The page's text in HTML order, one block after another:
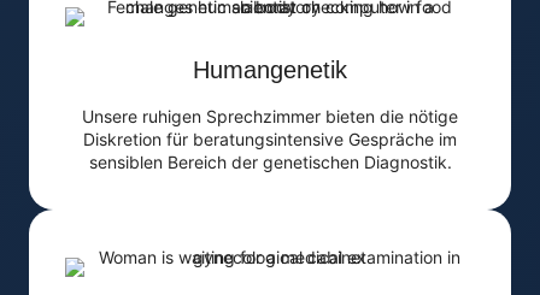
Humangenetik
Unsere ruhigen Sprechzimmer bieten die nötige
Diskretion für beratungsintensive Gespräche im
sensiblen Bereich der genetischen Diagnostik.